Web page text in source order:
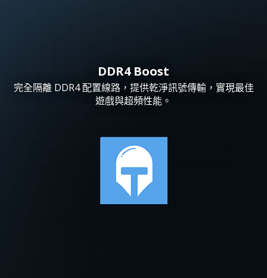
DDR4 Boost
完全隔離 DDR4 配置線路，提供乾淨訊號傳輸，實現最佳
遊戲與超頻性能。